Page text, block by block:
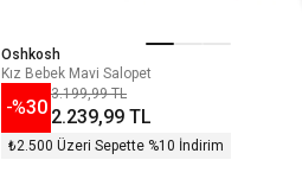
Oshkosh
Kız Bebek Mavi Salopet
-%30
3.199,99 TL
2.239,99 TL
₺2.500 Üzeri Sepette %10 İndirim